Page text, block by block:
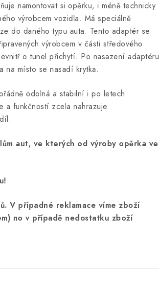
namontovat si opěrku, i méně technicky
výrobcem vozidla. Má speciálně
do daného typu auta. Tento adaptér se
výrobcem v části středového
o tunel přichytí. Po nasazení adaptéru
na místo se nasadí krytka.
odolná a stabilní i po letech
a funkčností zcela nahrazuje
aut, ve kterých od výroby opěrka ve
V případné reklamace víme zboží
no v případě nedostatku zboží